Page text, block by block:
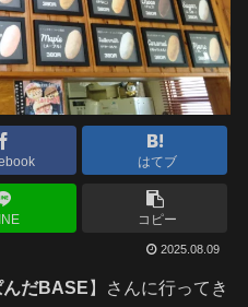
はてブ
コピー
2025.08.09
んだBASE 】さんに行ってき